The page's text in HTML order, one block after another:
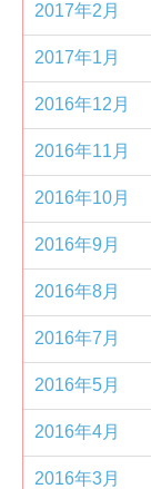
2017年2月
2017年1月
2016年12月
2016年11月
2016年10月
2016年9月
2016年8月
2016年7月
2016年5月
2016年4月
2016年3月